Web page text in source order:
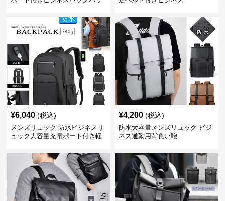
¥6,040 (税込)
メンズリュック 防水ビジネスリ
ュック大容量充電ポート付き軽
¥4,200 (税込)
防水大容量メンズリュック ビジ
ネス通勤用背負い鞄